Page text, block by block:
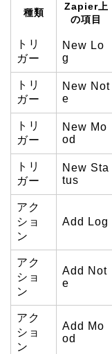
種類
Zapier上
の項目
トリ
ガー
New Lo
g
トリ
ガー
New Not
e
トリ
ガー
New Mo
od
トリ
ガー
New Sta
tus
アク
ショ
ン
Add Log
アク
ショ
ン
Add Not
e
アク
ショ
ン
Add Mo
od